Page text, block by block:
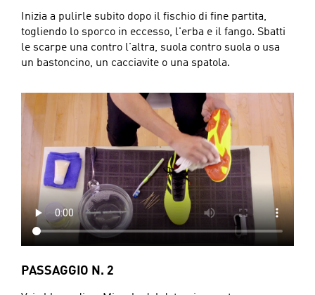
Inizia a pulirle subito dopo il fischio di fine partita,
togliendo lo sporco in eccesso, l'erba e il fango. Sbatti
le scarpe una contro l'altra, suola contro suola o usa
un bastoncino, un cacciavite o una spatola.
PASSAGGIO N. 2